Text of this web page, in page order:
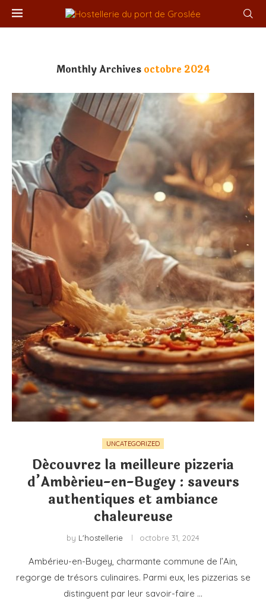
Monthly Archives octobre 2024
UNCATEGORIZED
Découvrez la meilleure pizzeria
d’Ambérieu-en-Bugey : saveurs
authentiques et ambiance
chaleureuse
by L'hostellerie octobre 31, 2024
Ambérieu-en-Bugey, charmante commune de l’Ain,
regorge de trésors culinaires. Parmi eux, les pizzerias se
distinguent par leur savoir-faire …